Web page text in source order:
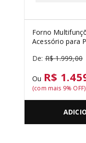
Forno
Acessório para
R$ 1.999,00
Ou R$
(com mais 9% OFF)